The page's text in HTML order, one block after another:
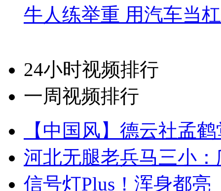
牛人练举重 用汽车当
24小时视频排行
一周视频排行
【中国风】德云社孟
河北无腿老兵马三小
信号灯Plus！浑身都亮